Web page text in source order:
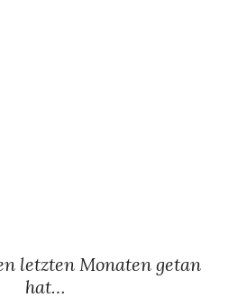
letzten Monaten getan
hat…